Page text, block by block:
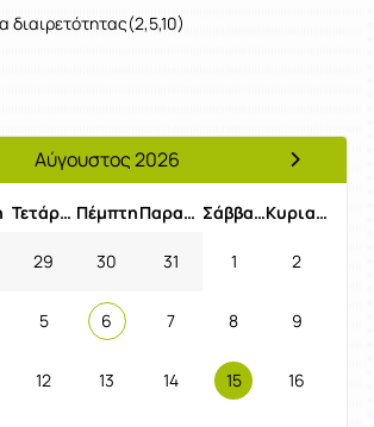
διαιρετότητας(2,5,10)
Μήνας
Αύγουστος 2026
Επόμενος
Τετάρτη Πέμπτη Παρασκευή Σάββατο Κυριακή
29 30 31 1 2
5 6 7 8 9
12 13 14 15 16